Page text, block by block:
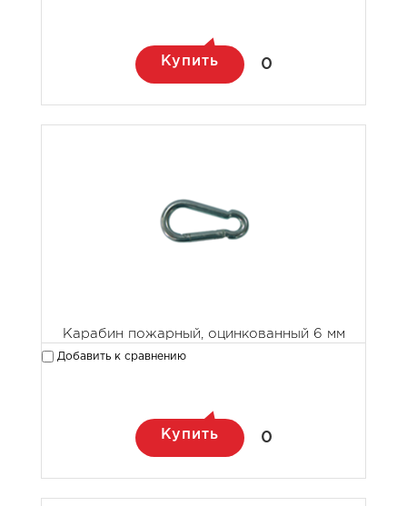
Купить 0
Карабин пожарный, оцинкованный 6 мм
Добавить к сравнению
Купить 0